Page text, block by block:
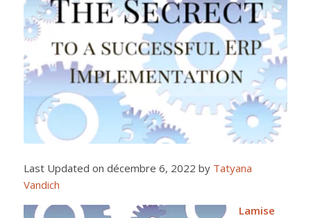
Last Updated on décembre 6, 2022 by Tatyana
Vandich
Lamise